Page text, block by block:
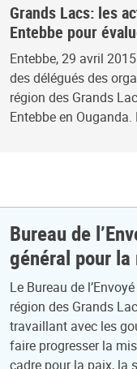
Grands Lacs: les
Entebbe pour
Entebbe, 29 avril
des délégués des
région des Grands
Entebbe en
Bureau de
général pour la
Le Bureau de
région des Grands
travaillant avec les
faire progresser la
cadre pour la paix, la